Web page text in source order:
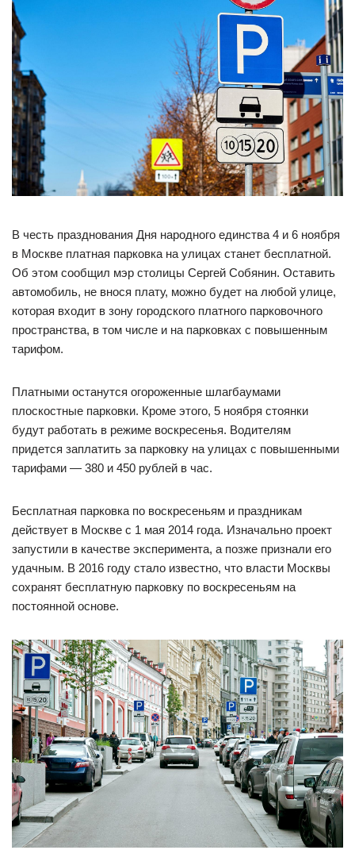
В честь празднования Дня народного единства 4 и 6 ноября
в Москве платная парковка на улицах станет бесплатной.
Об этом сообщил мэр столицы Сергей Собянин. Оставить
автомобиль, не внося плату, можно будет на любой улице,
которая входит в зону городского платного парковочного
пространства, в том числе и на парковках с повышенным
тарифом.
Платными останутся огороженные шлагбаумами
плоскостные парковки. Кроме этого, 5 ноября стоянки
будут работать в режиме воскресенья. Водителям
придется заплатить за парковку на улицах с повышенными
тарифами — 380 и 450 рублей в час.
Бесплатная парковка по воскресеньям и праздникам
действует в Москве с 1 мая 2014 года. Изначально проект
запустили в качестве эксперимента, а позже признали его
удачным. В 2016 году стало известно, что власти Москвы
сохранят бесплатную парковку по воскресеньям на
постоянной основе.